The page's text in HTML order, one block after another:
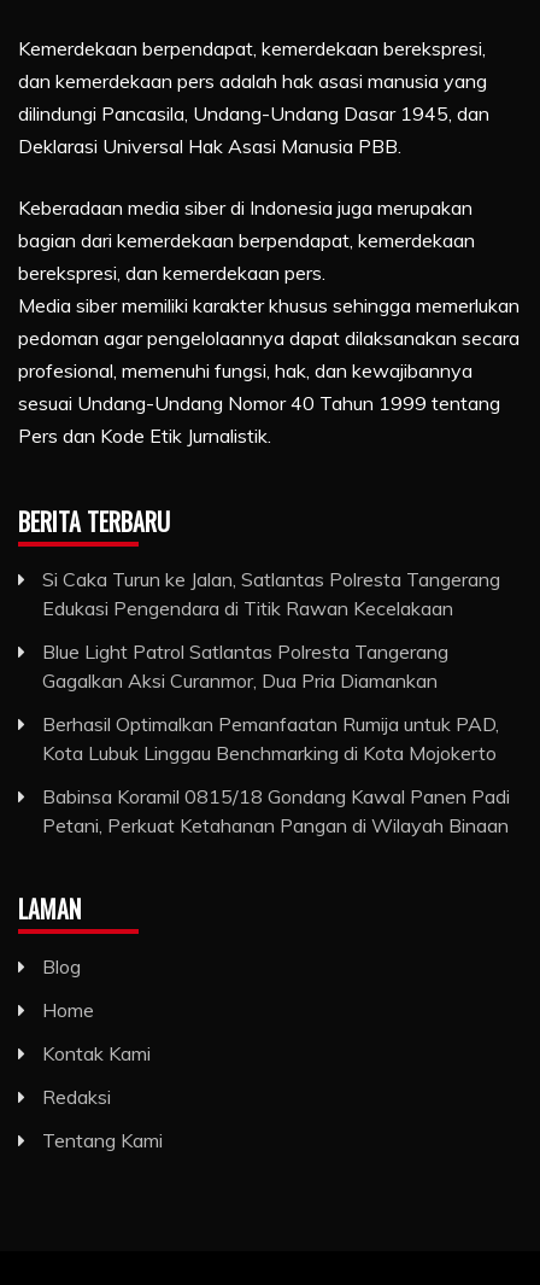
Kemerdekaan berpendapat, kemerdekaan berekspresi,
dan kemerdekaan pers adalah hak asasi manusia yang
dilindungi Pancasila, Undang-Undang Dasar 1945, dan
Deklarasi Universal Hak Asasi Manusia PBB.
Keberadaan media siber di Indonesia juga merupakan
bagian dari kemerdekaan berpendapat, kemerdekaan
berekspresi, dan kemerdekaan pers.
Media siber memiliki karakter khusus sehingga memerlukan
pedoman agar pengelolaannya dapat dilaksanakan secara
profesional, memenuhi fungsi, hak, dan kewajibannya
sesuai Undang-Undang Nomor 40 Tahun 1999 tentang
Pers dan Kode Etik Jurnalistik.
BERITA TERBARU
Si Caka Turun ke Jalan, Satlantas Polresta Tangerang
Edukasi Pengendara di Titik Rawan Kecelakaan
Blue Light Patrol Satlantas Polresta Tangerang
Gagalkan Aksi Curanmor, Dua Pria Diamankan
Berhasil Optimalkan Pemanfaatan Rumija untuk PAD,
Kota Lubuk Linggau Benchmarking di Kota Mojokerto
Babinsa Koramil 0815/18 Gondang Kawal Panen Padi
Petani, Perkuat Ketahanan Pangan di Wilayah Binaan
LAMAN
Blog
Home
Kontak Kami
Redaksi
Tentang Kami